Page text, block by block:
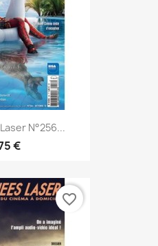
N°256...
€
favorite_border